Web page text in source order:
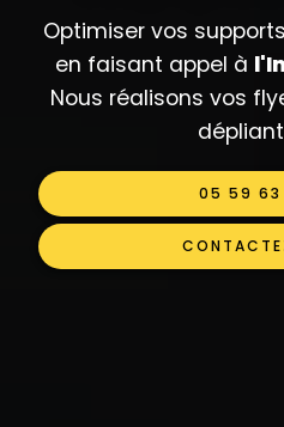
Optimiser vos
en faisant appel à
Nous réalisons vos
05 59 63